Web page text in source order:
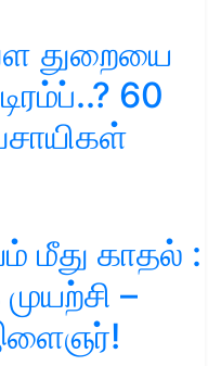
துறையை
60
மீது காதல் :
–